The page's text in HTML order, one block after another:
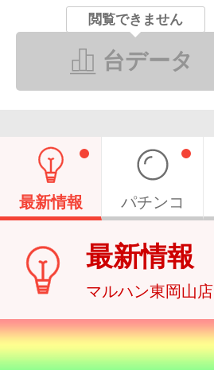
閲覧できません
台データ
最新情報 パチンコ
最新情報
マルハン東岡山店